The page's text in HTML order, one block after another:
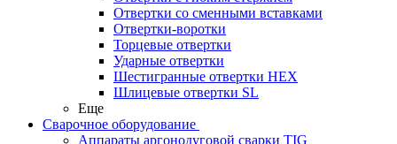
Отвертки со сменными вставками
Отвертки-воротки
Торцевые отвертки
Ударные отвертки
Шестигранные отвертки HEX
Шлицевые отвертки SL
Еще
Сварочное оборудование
Аппараты аргонодуговой сварки TIG